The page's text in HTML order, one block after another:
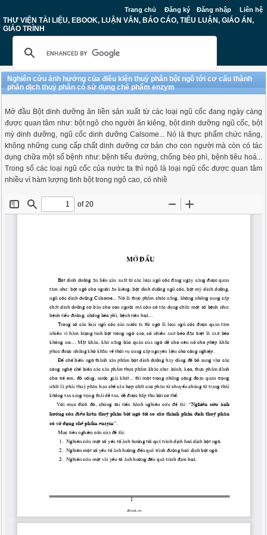
Trang chủ Đăng ký Đăng nhập Liên hệ
THƯ VIỆN TÀI LIỆU, EBOOK, LUẬN VĂN, BÁO CÁO, TIỂU LUẬN, GIÁO ÁN,
GIÁO TRÌNH
Nghiên cứu ảnh hưởng của điều kiện thuỷ phân bột ngô tới cơ cấu thành
phần dịch thuỷ phân có sử dụng chế phẩm enzym
Mở đầu Bột dinh dưỡng ăn liền sản xuất từ các loại ngũ cốc đang ngày càng
được quan tâm như: bột ngô cho người ăn kiêng, bột dinh dưỡng ngũ cốc, bột
mỳ dinh dưỡng, ngũ cốc dinh dưỡng Calsome... Nó là thực phẩm chức năng,
không những cung cấp chất dinh dưỡng cơ bản cho con người mà còn có tác
dụng chữa một số bệnh như: bệnh tiểu đường, chống béo phì, bệnh tiêu hoá...
Trong số các loại ngũ cốc của nước ta thì ngô là loại ngũ cốc được quan tâm
nhiều vì hàm lượng tinh bột trong ngô cao, có nhiề